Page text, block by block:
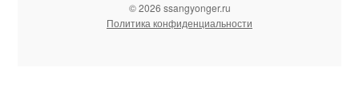
© 2026 ssangyonger.ru
Политика конфиденциальности